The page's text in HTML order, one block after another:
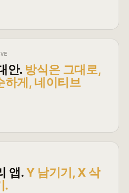
안. 방식은 그대로,
하게, 네이티브
앱.Y 남기기, X 삭
.